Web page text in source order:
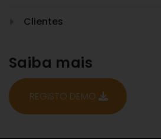
Clientes
Saiba mais
REGISTO DEMO